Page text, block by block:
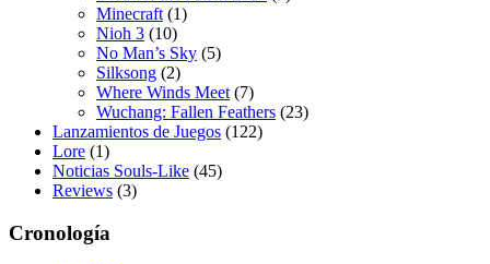
Minecraft(1)
Nioh 3 (10)
No Man’s Sky (5)
Silksong (2)
Where Winds Meet(7)
Wuchang: Fallen Feathers (23)
Lanzamientos de Juegos (122)
Lore (1)
Noticias Souls-Like (45)
Reviews (3)
Cronología